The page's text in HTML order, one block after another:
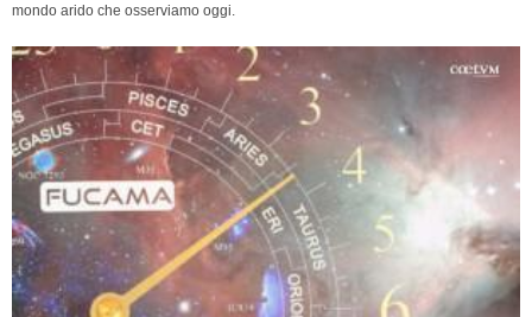
mondo arido che osserviamo oggi.